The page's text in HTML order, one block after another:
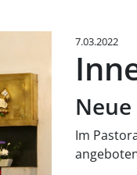
7.03.2022
Im